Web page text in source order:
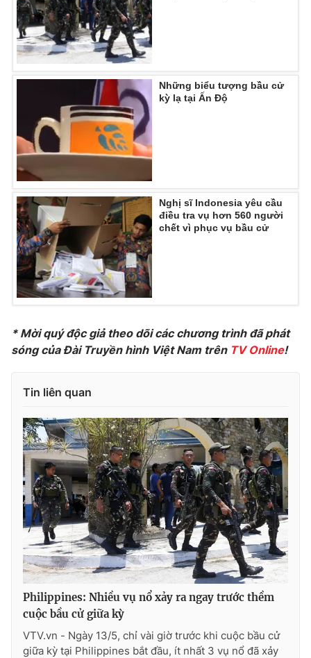
Emagazine Podcast
Photo
Shorts video
VTV Money VTV Thể thao
VTV Sức khoẻ Bất động sản
Thị trường 24h Tấm lòng Việt
VTV4 Vươn mình bằng AI
VTV9 VTV8
Liên hệ tòa soạn English
Theo dõi báo trên
Cơ quan chủ quản:Đài Truyền hình Việt Nam
Cơ quan báo chí:Thời báo VTV
Giấy phép hoạt động báo in và báo điện tử số 483/GP-BTTTT
cấp ngày 29/12/2023
Tổng Biên tập:Vũ Thanh Thủy
Phó Tổng Biên tập:Nguyễn Thị Mỹ Hạnh, Phạm Quốc Thắng,
Tổng đài VTV:024.38 355 931 - 024.38 355 932
Những biểu tượng bầu cử
kỳ lạ tại Ấn Độ
Nghị sĩ Indonesia yêu cầu
điều tra vụ hơn 560 người
chết vì phục vụ bầu cử
* Mời quý độc giả theo dõi các chương trình đã phát
sóng của Đài Truyền hình Việt Nam trên TV Online!
Tin liên quan
Philippines: Nhiều vụ nổ xảy ra ngay trước thềm
cuộc bầu cử giữa kỳ
VTV.vn - Ngày 13/5, chỉ vài giờ trước khi cuộc bầu cử
giữa kỳ tại Philippines bắt đầu, ít nhất 3 vụ nổ đã xảy